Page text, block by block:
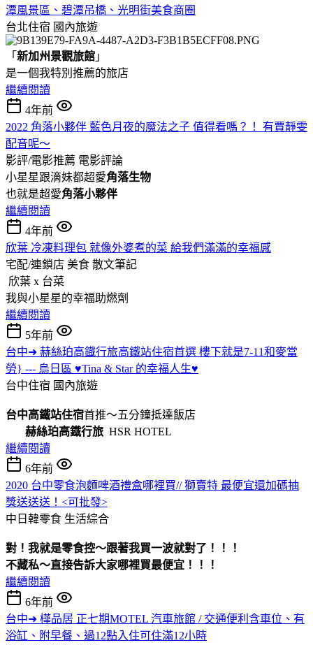
潭風景區、碧潭吊橋、光明街美食商圈
台北住宿 國內旅遊
「 新加州景觀旅館 」
是一個我特別推薦的旅店
繼續閱讀
4年前
2022 角落小夥伴 藍色月夜的魔法之子 值得看嗎？！ 有賈靜雯
配音呢～
影評/電影推薦 電影評論
小星星跟滴妹都超愛角落生物
也就是超愛角落小夥伴
繼續閱讀
4年前
欣葉 冷凍料理包 就像外婆煮的菜 給我們滿滿的幸福感
宅配/連鎖店 美食 散文筆記
欣葉 x 台菜
我與小星星的幸福助燃劑
繼續閱讀
5年前
台中➜ 赫絲珀高鐡行旅高鐵站住宿首選 樓下就是7-11和麥當
勞} --- 烏日區 ♥Tina & Star 的幸福人生♥
台中住宿 國內旅遊
台中高鐵站住宿首推～五分鐘抵達飯店
赫絲珀高鐡行旅 HSR HOTEL
繼續閱讀
6年前
2020 台中零食泡麵啤酒禮盒哪裡買// 獅賣特 最便宜還加碼抽
獎送送送！<可批發>
中日韓零食 生活綜合
對！我就是零食控～跟著我買一波就對了！！！
不藏私～直接告訴大家哪裡買最便宜！！！
繼續閱讀
6年前
台中➜ 樺品居 正七期MOTEL 汽車旅館 / 交通便利含車位、有
浴缸、附早餐、過12點入住可住滿12小時